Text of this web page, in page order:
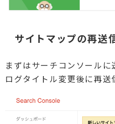
サイトマップの再送
まずはサーチコンソール
ログタイトル変更後に再送